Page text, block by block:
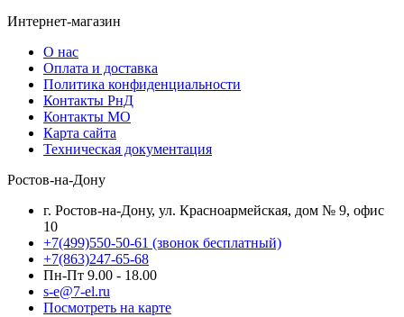
Интернет-магазин
О нас
Оплата и доставка
Политика конфиденциальности
Контакты РнД
Контакты МО
Карта сайта
Техническая документация
Ростов-на-Дону
г. Ростов-на-Дону, ул. Красноармейская, дом № 9, офис
10
+7(499)550-50-61 (звонок бесплатный)
+7(863)247-65-68
Пн-Пт 9.00 - 18.00
s-e@7-el.ru
Посмотреть на карте